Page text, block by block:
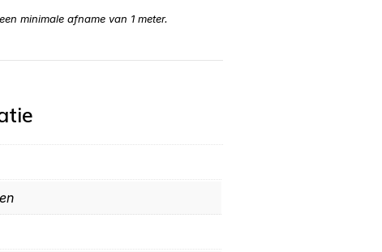
minimale afname van 1 meter.